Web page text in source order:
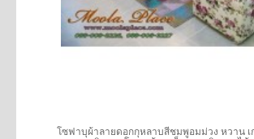
โซฟาบุผ้าลายดอกกุหลาบสีชมพูอมม่วง หวาน เ